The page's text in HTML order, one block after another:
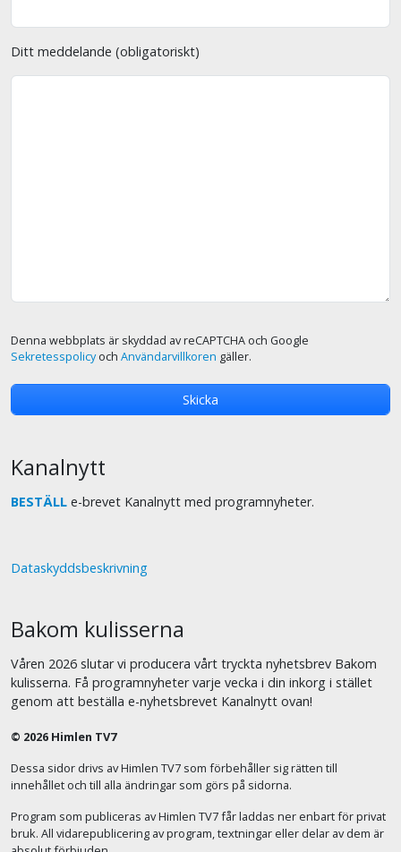
Ditt meddelande (obligatoriskt)
Denna webbplats är skyddad av reCAPTCHA och Google
Sekretesspolicyoch Användarvillkoren gäller.
Kanalnytt
BESTÄLL e-brevet Kanalnytt med programnyheter.
Dataskyddsbeskrivning
Bakom kulisserna
Våren 2026 slutar vi producera vårt tryckta nyhetsbrev Bakom
kulisserna. Få programnyheter varje vecka i din inkorg i stället
genom att beställa e-nyhetsbrevet Kanalnytt ovan!
© 2026 Himlen TV7
Dessa sidor drivs av Himlen TV7 som förbehåller sig rätten till
innehållet och till alla ändringar som görs på sidorna.
Program som publiceras av Himlen TV7 får laddas ner enbart för privat
bruk. All vidarepublicering av program, textningar eller delar av dem är